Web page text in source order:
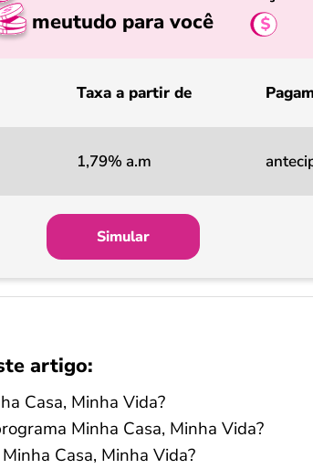
meutudo para você
Taxa a partir de
1,79% a.m
Simular
artigo:
Casa, Minha Vida?
Minha Casa, Minha Vida?
Casa, Minha Vida?